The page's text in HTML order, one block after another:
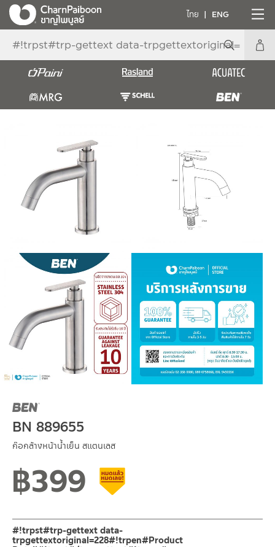
ไทย ENG
BN 889655
ก๊อกล้างหน้าน้ำเย็น สแตนเลส
฿399
#!trpst#trp-gettext data-
trpgettextoriginal=228#!trpen#Product